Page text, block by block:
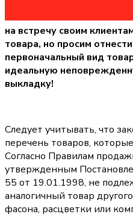
на встречу своим
товара, но просим
первоначальный вид
идеальную
выкладку!
Следует учитывать, что
перечень товаров,
Согласно Правилам
утвержденным
55 от 19.01.1998, не
аналогичный товар
фасона, расцветки или